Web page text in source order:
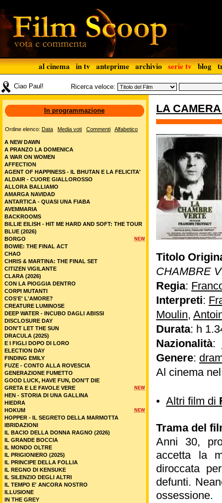
al cinema in tv anteprime archivio serie tv blog
Ciao Paul! Ricerca veloce:
LA
Titolo
CHAMBRE
Regia:
Interpreti:
Moulin,
Durata: h
Nazionalità:
Genere:
Al cinema
• Altri film di
Trama del
Anni 30,
accetta la
diroccata
defunti.
ossessione.
In programmazione
Ordine elenco: Data Media voti Commenti Alfabetico
A NEW DAWN
A PRANZO LA DOMENICA
A WAR ON WOMEN
AFFECTION
AGENT OF HAPPINESS - IL BHUTAN E LA FELICITA'
ALDAIR - CUORE GIALLOROSSO
ALLORA BALLIAMO
AMARGA NAVIDAD
ANTARTICA - QUASI UNA FIABA
AVEMMARIA
BACKROOMS
BILLIE EILISH - HIT ME HARD AND SOFT: THE TOUR
BLUE (2026)
NEW
BORGO
BOWIE: THE FINAL ACT
CHAO
CHRIS & MARTINA: THE FINAL SET
CITIZEN VIGILANTE
CLARA (2026)
CON LA PIOGGIA DENTRO
CORPI MUTANTI
COS'E' L'AMORE?
CREATURE LUMINOSE
DEEP WATER - INCUBO DAGLI ABISSI
DISCLOSURE DAY
DON'T LET THE SUN
DRACULA (2025)
E I FIGLI DOPO DI LORO
ELECTION DAY
FINDING EMILY
FUZE - CONTO ALLA ROVESCIA
GENERAZIONE FUMETTO
GOOD LUCK, HAVE FUN, DON’T DIE
NEW
GRETA E LE FAVOLE VERE
HEN - STORIA DI UNA GALLINA
HIEDRA
NEW
HOKUM
HOPPER - IL SEGRETO DELLA MARMOTTA
IBRIDAZIONI
IL BACIO DELLA DONNA RAGNO (2026)
IL GRANDE BOCCIA
IL MONDO OLTRE
IL PRIGIONIERO (2025)
IL PRINCIPE DELLA FOLLIA
IL REGNO DI KENSUKE
IL SILENZIO DEGLI ALTRI
IL TEMPO E' ANCORA NOSTRO
ILLUSIONE
IN THE GREY